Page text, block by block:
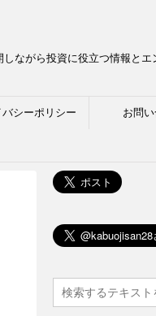
ながら投資に役立つ情報とエ
バシーポリシー お問